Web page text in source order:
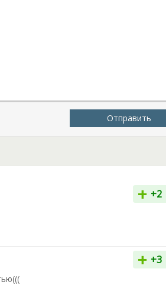
Отправить
+ +2
+ +3